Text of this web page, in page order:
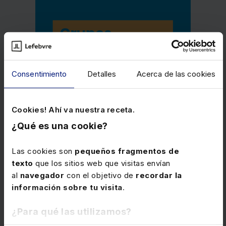
Consentimiento Detalles Acerca de las cookies
Cookies! Ahí va nuestra receta.
¿Qué es una cookie?
Las cookies son pequeños fragmentos de
texto que los sitios web que visitas envían
al navegador con el objetivo de recordar la
información sobre tu visita.
¿Para qué las utilizamos?
Memento Grupos Consolidados 2026-
2027